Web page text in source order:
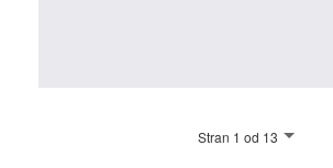
Stran 1 od 13